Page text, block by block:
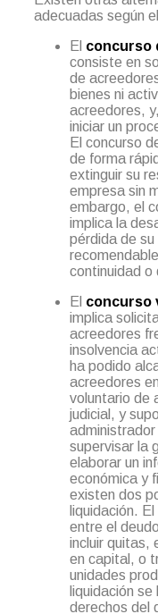
adecuadas según
El concurso
consiste en
de
bienes ni
acreedores,
iniciar un
El concurso
de forma
extinguir su
empresa sin
embargo, el
implica la
pérdida de
continuidad o
El concurso
implica
acreedores
insolvencia
ha podido
acreedores
voluntario de
judicial, y
supervisar la
elaborar un
económica y
existen dos
liquidación.
entre el
incluir quitas,
en capital, o
unidades
liquidación
derechos del